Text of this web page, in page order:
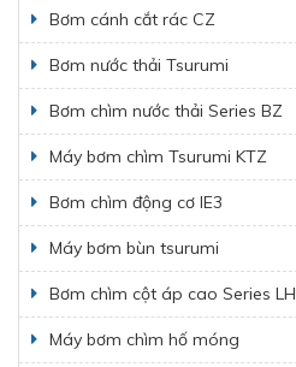
Bơm cánh cắt rác CZ
Bơm nước thải Tsurumi
Bơm chìm nước thải Series BZ
Máy bơm chìm Tsurumi KTZ
Bơm chìm động cơ IE3
Máy bơm bùn tsurumi
Bơm chìm cột áp cao Series LH
Máy bơm chìm hố móng